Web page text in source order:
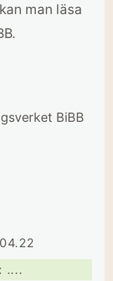
man läsa
BiBB
....